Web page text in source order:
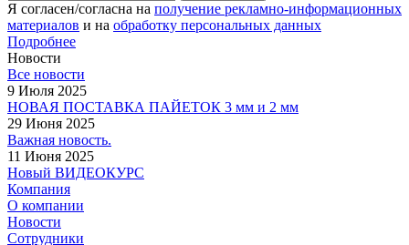
Я согласен/согласна на получение рекламно-информационных
материалов и на обработку персональных данных
Подробнее
Новости
Все новости
9 Июля 2025
НОВАЯ ПОСТАВКА ПАЙЕТОК 3 мм и 2 мм
29 Июня 2025
Важная новость.
11 Июня 2025
Новый ВИДЕОКУРС
Компания
О компании
Новости
Сотрудники